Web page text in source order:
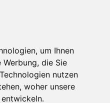
um Ihnen
die Sie
nutzen
woher unsere